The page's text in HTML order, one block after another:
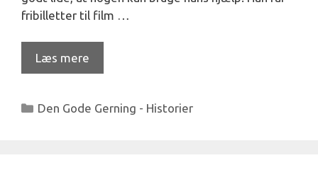
fribilletter til film …
Læs mere
Kategorier
Den Gode Gerning - Historier